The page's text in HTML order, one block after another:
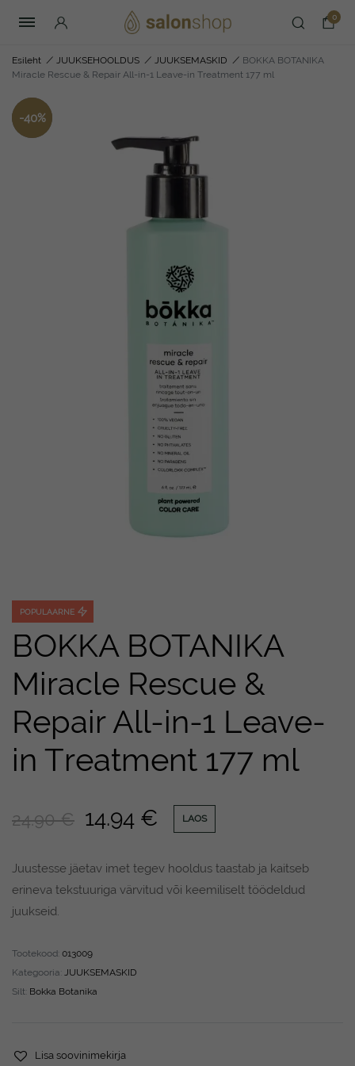
0
Esileht / JUUKSEHOOLDUS / JUUKSEMASKID / BOKKA BOTANIKA
Miracle Rescue & Repair All-in-1 Leave-in Treatment 177 ml
-40%
BOKKA BOTANIKA
Miracle Rescue &
Repair All-in-1 Leave-
in Treatment 177 ml
POPULAARNE
24.90€ 14.94 € LAOS
Juustesse jäetav imet tegev hooldus taastab ja kaitseb
erineva tekstuuriga värvitud või keemiliselt töödeldud
juukseid.
Tootekood: 013009
Kategooria: JUUKSEMASKID
Silt: Bokka Botanika
Lisa soovinimekirja